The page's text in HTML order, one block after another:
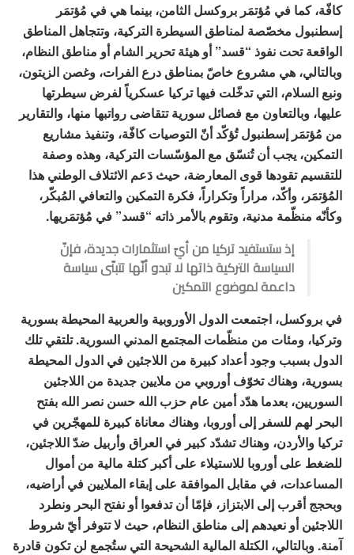
كافّة، كما في مُؤتمَر بروكسل الثامن، بينما هي في مُؤتمَر
إسطنبول مخصّصة لمناطق السيطرة التركية، وتتجاهل المناطق
الواقعة تحت نفوذ “قسد” أو هيئة تحرير الشام أو مناطق النظام،
وبالتالي، هي مشروع خاصّ بمناطق درع الفرات، وغصن الزيتون،
ونبع السلام، التي تدخّلت فيها تركيا عسكرياً لفرض سيطرتها
عليها، وبالتعاون مع فصائل سورية تتقاضى رواتبها منها، والتقارير
من مُؤتمَر إسطنبول تُؤكّد أنّ التوصيات كافّة، وتنفيذ مشاريع
التمكين، يجب أن تُنسّق مع المؤسّسات التركية، وهذه وصفة
للتقسيم تقودها قوى المعارضة، حيث دَعم الائتلاف الوطني هذا
المُؤتمَر، وأكّد، مراراً وتكراراً، فكرة التمكين والتعافي المُبكّر،
وكأنّه منظّمة مدنية، وتقوم بالأمر ذاته “قسد” في مُؤتمَريها.
إذ ستستفيد تركيا من أيّ استثمارات جديدة، فإنّ
السياسة التركية ذاتها لا تبدو أنّها تتبنّى سياسة
داعمة لموضوع التمكين
في بروكسل، اجتمعت الدول الأوروبية والعربية المحيطة بسورية
وتركيا، ومئات من منظّمات المجتمع المدني السورية. تلتقي تلك
الدول بسبب وجود أعداد كبيرة من اللاجئين في الدول المحيطة
بسورية، وهناك تخوّف أوروبي من ملايين جديدة من اللاجئين
السوريين، بعدما هدّد أمين عام حزب الله حسن نصر الله بفتح
البحر لهم للسفر إلى أوروبا، وهناك معاناة كبيرة للمهجّرين في
تركيا والأردن، وهناك تشدّد كبير في العراق وأربيل ضدّ اللاجئين،
للضغط على أوروبا للاستيلاء على أكبر كتلة مالية من أموال
المساعدات، في مقابل الموافقة على إبقاء الملايين في أراضيه،
وبحجج أقرب إلى الابتزاز، فإمّا أن تدفعوا أو نفتح البحر ونطرد
اللاجئين أو نعيدهم إلى مناطق النظام، حيث لا تتوفر أيّ شروط
آمنة. وبالتالي، الكتلة المالية الشحيحة التي ستُجمع لن تكون قادرة